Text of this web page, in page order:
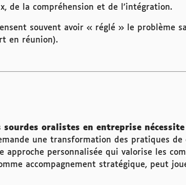
de la compréhension et de l’intégration.
souvent avoir « réglé » le problème
en réunion).
sourdes oralistes en entreprise
une transformation des pratiques de
personnalisée qui valorise les
accompagnement stratégique, peut